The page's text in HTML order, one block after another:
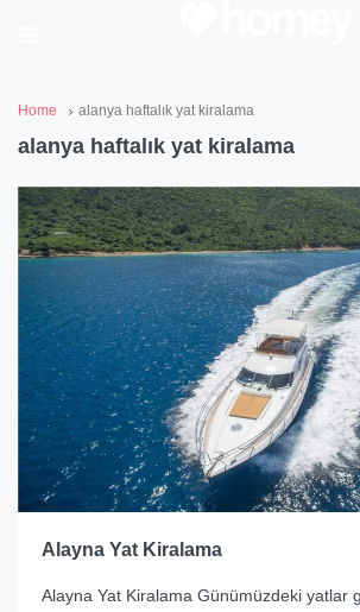
Home alanya haftalık yat kiralama
alanya haftalık yat kiralama
Alayna Yat Kiralama
Alayna Yat Kiralama Günümüzdeki yatlar